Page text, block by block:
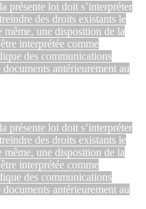
présente loi doit s’interpréter
des droits existants le
même, une disposition de la
interprétée comme
des communications
antérieurement au
présente loi doit s’interpréter
des droits existants le
même, une disposition de la
interprétée comme
des communications
antérieurement au